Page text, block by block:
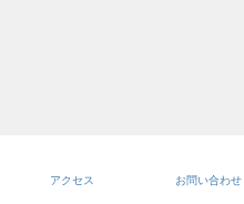
アクセス お問い合わせ